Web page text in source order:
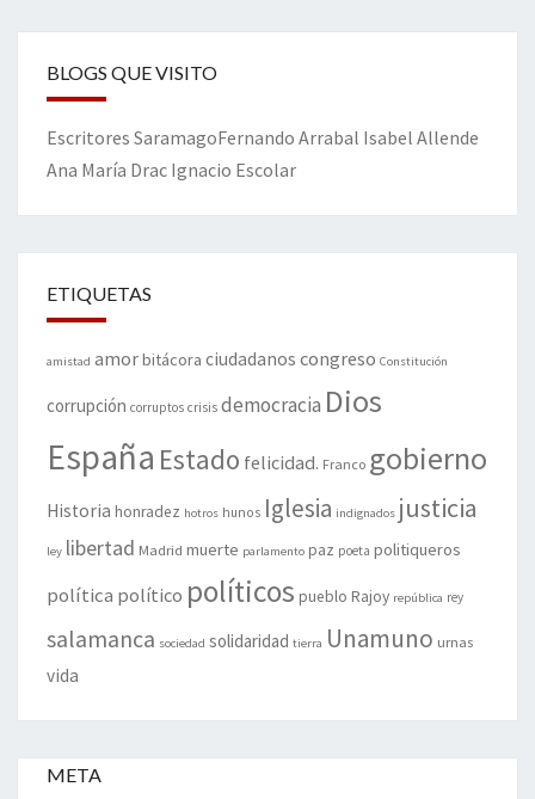
BLOGS QUE VISITO
Escritores SaramagoFernando Arrabal Isabel Allende
Ana María Drac Ignacio Escolar
ETIQUETAS
amistad amorbitácora ciudadanos congreso Constitución
corrupción corruptos crisis democracia Dios
España Estado felicidad. Franco gobierno
Historia honradez hotros hunos Iglesia indignados justicia
ley libertad Madrid muerte parlamento paz poeta politiqueros
política político políticos pueblo Rajoy república rey
salamanca sociedad solidaridad tierra Unamuno urnas
vida
META